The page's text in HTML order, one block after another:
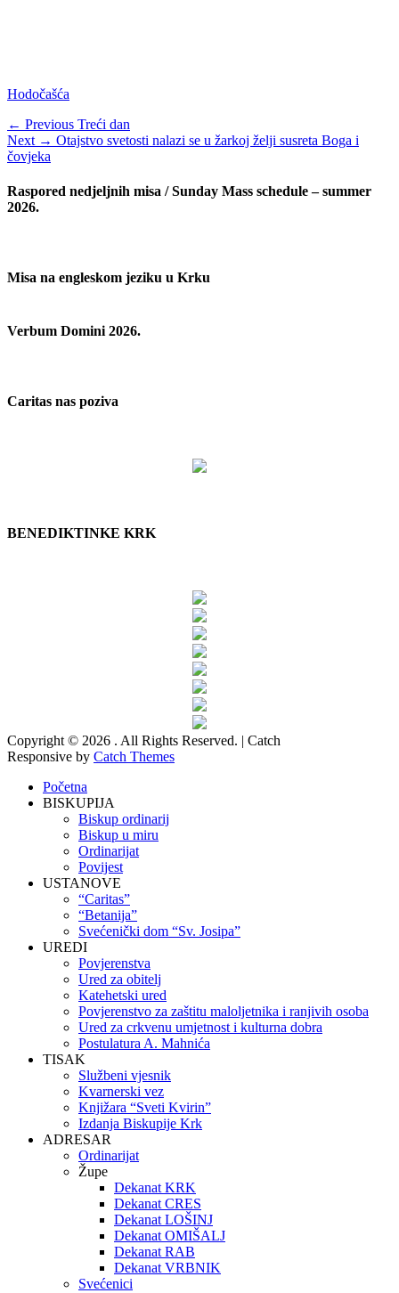
Categories
Hodočašća
Navigacija
objava
← Previous Previous
post:
Treći dan
Next → Next
Otajstvo svetosti nalazi se u žarkoj želji susreta Boga i
čovjeka
Raspored nedjeljnih misa / Sunday Mass schedule – summer
2026.
Misa na engleskom jeziku u Krku
Verbum Domini 2026.
Caritas nas poziva
BENEDIKTINKE KRK
Copyright © 2026 . All Rights Reserved. | Catch
Responsive by Catch Themes
Početna
BISKUPIJA
Biskup ordinarij
Biskup u miru
Ordinarijat
Povijest
USTANOVE
“Caritas”
“Betanija”
Svećenički dom “Sv. Josipa”
UREDI
Povjerenstva
Ured za obitelj
Katehetski ured
Povjerenstvo za zaštitu maloljetnika i ranjivih osoba
Ured za crkvenu umjetnost i kulturna dobra
Postulatura A. Mahnića
TISAK
Službeni vjesnik
Kvarnerski vez
Knjižara “Sveti Kvirin”
Izdanja Biskupije Krk
ADRESAR
Ordinarijat
Župe
Dekanat KRK
Dekanat CRES
Dekanat LOŠINJ
Dekanat OMIŠALJ
Dekanat RAB
Dekanat VRBNIK
Svećenici